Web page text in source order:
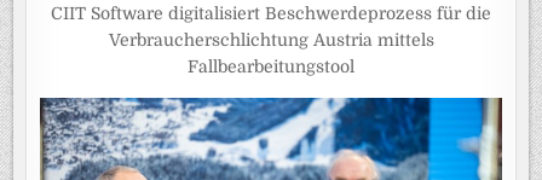
CIIT Software digitalisiert Beschwerdeprozess für die
Verbraucherschlichtung Austria mittels
Fallbearbeitungstool